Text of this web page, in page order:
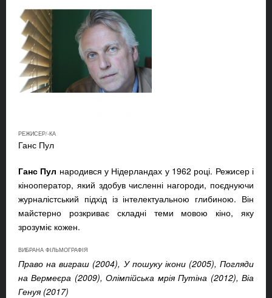
РЕЖИСЕР/-КА
Ганс Пул
Ганс Пул народився у Нідерландах у 1962 році. Режисер і
кінооператор, який здобув численні нагороди, поєднуючи
журналістський підхід із інтелектуальною глибиною. Він
майстерно розкриває складні теми мовою кіно, яку
зрозуміє кожен.
ВИБРАНА ФІЛЬМОГРАФІЯ
Право на виграш (2004), У пошуку ікони (2005), Погляди
на Вермеєра (2009), Олімпійська мрія Путіна (2012), Віа
Генуя (2017)